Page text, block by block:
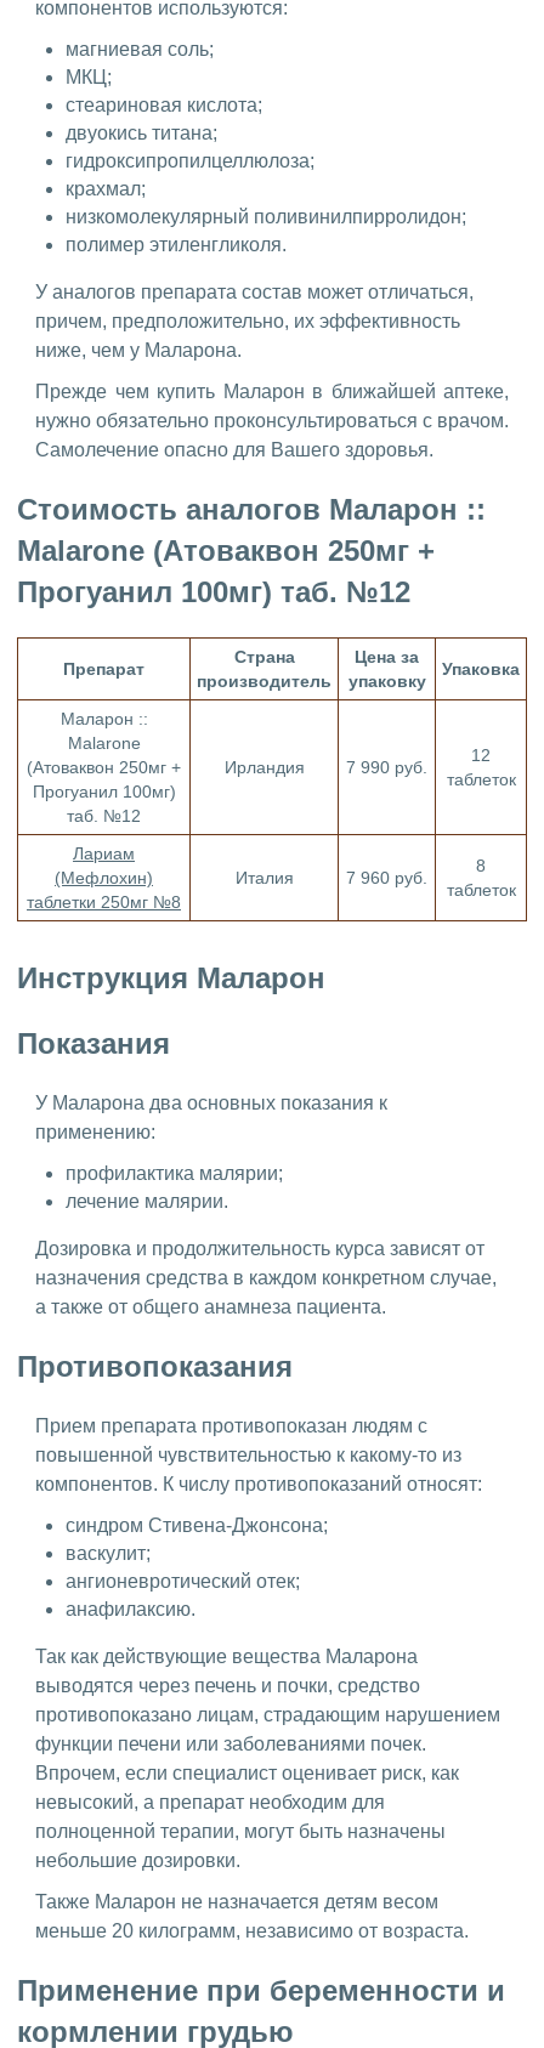
компонентов используются:
магниевая соль;
МКЦ;
стеариновая кислота;
двуокись титана;
гидроксипропилцеллюлоза;
крахмал;
низкомолекулярный поливинилпирролидон;
полимер этиленгликоля.
У аналогов препарата состав может отличаться,
причем, предположительно, их эффективность
ниже, чем у Маларона.
Прежде чем купить Маларон в ближайшей аптеке,
нужно обязательно проконсультироваться с врачом.
Самолечение опасно для Вашего здоровья.
Стоимость аналогов Маларон ::
Malarone (Атоваквон 250мг +
Прогуанил 100мг) таб. №12
Препарат
Страна
производитель
Цена за
упаковку
Упаковка
Маларон ::
Malarone
(Атоваквон 250мг +
Прогуанил 100мг)
таб. №12
Ирландия 7 990 руб.
12
таблеток
Лариам
(Мефлохин)
таблетки 250мг №8
Италия 7 960 руб.
8
таблеток
Инструкция Маларон
Показания
У Маларона два основных показания к
применению:
профилактика малярии;
лечение малярии.
Дозировка и продолжительность курса зависят от
назначения средства в каждом конкретном случае,
а также от общего анамнеза пациента.
Противопоказания
Прием препарата противопоказан людям с
повышенной чувствительностью к какому-то из
компонентов. К числу противопоказаний относят:
синдром Стивена-Джонсона;
васкулит;
ангионевротический отек;
анафилаксию.
Так как действующие вещества Маларона
выводятся через печень и почки, средство
противопоказано лицам, страдающим нарушением
функции печени или заболеваниями почек.
Впрочем, если специалист оценивает риск, как
невысокий, а препарат необходим для
полноценной терапии, могут быть назначены
небольшие дозировки.
Также Маларон не назначается детям весом
меньше 20 килограмм, независимо от возраста.
Применение при беременности и
кормлении грудью